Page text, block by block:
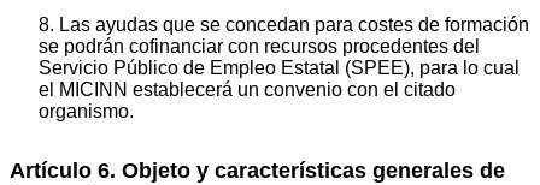
8. Las ayudas que se concedan para costes de formación
se podrán cofinanciar con recursos procedentes del
Servicio Público de Empleo Estatal (SPEE), para lo cual
el MICINN establecerá un convenio con el citado
organismo.
Artículo 6. Objeto y características generales de